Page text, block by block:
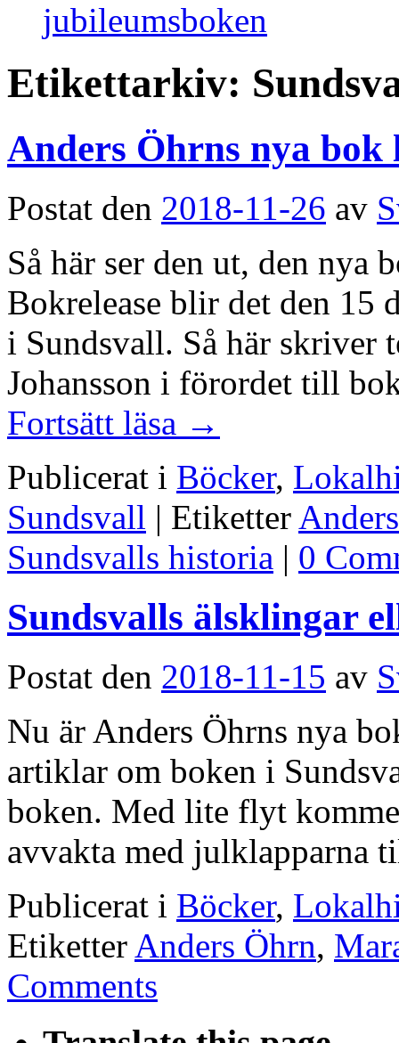
jubileumsboken
Etikettarkiv:
Anders Öhrns nya
Postat den 2018-11-26 av
Så här ser den ut, den nya
Bokrelease blir det den 15
i Sundsvall. Så här skriver
Johansson i förordet till
Fortsätt läsa →
Publicerat i Böcker,
Sundsvall | Etiketter
Sundsvalls historia | 0
Sundsvalls älsklingar
Postat den 2018-11-15 av
Nu är Anders Öhrns nya
artiklar om boken i
boken. Med lite flyt
avvakta med julklapparna
Publicerat i Böcker,
Etiketter Anders Öhrn,
Comments